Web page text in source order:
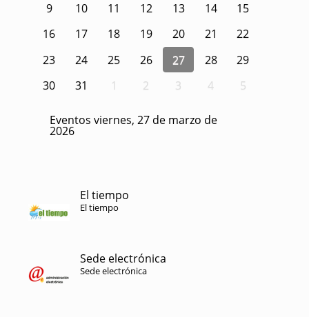
9
10 11 12 13 14
15
16
17 18 19 20 21
22
23
24 25 26 27 28
29
30
31 1 2 3 4 5
Eventos viernes, 27 de marzo de
2026
El tiempo
El tiempo
Sede electrónica
Sede electrónica